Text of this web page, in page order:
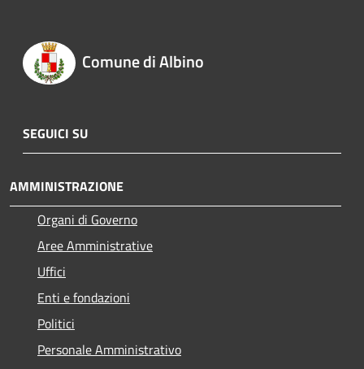
Comune di Albino
SEGUICI SU
AMMINISTRAZIONE
Organi di Governo
Aree Amministrative
Uffici
Enti e fondazioni
Politici
Personale Amministrativo